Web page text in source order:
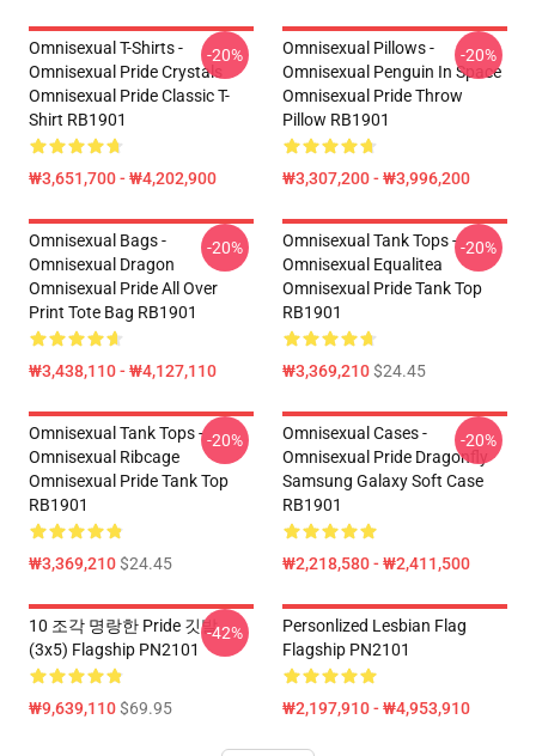
Omnisexual T-Shirts -
Omnisexual Pride Crystals
Omnisexual Pride Classic T-
Shirt RB1901
₩3,651,700 - ₩4,202,900
-20%
Omnisexual Pillows -
Omnisexual Penguin In Space
Omnisexual Pride Throw
Pillow RB1901
₩3,307,200 - ₩3,996,200
-20%
Omnisexual Bags -
Omnisexual Dragon
Omnisexual Pride All Over
Print Tote Bag RB1901
₩3,438,110 - ₩4,127,110
-20%
Omnisexual Tank Tops -
Omnisexual Equalitea
Omnisexual Pride Tank Top
RB1901
₩3,369,210$24.45
-20%
Omnisexual Tank Tops -
Omnisexual Ribcage
Omnisexual Pride Tank Top
RB1901
₩3,369,210$24.45
-20%
Omnisexual Cases -
Omnisexual Pride Dragonfly
Samsung Galaxy Soft Case
RB1901
₩2,218,580 - ₩2,411,500
-20%
10 조각 명랑한 Pride 깃발
(3x5) Flagship PN2101
₩9,639,110$69.95
-42%
Personlized Lesbian Flag
Flagship PN2101
₩2,197,910 - ₩4,953,910